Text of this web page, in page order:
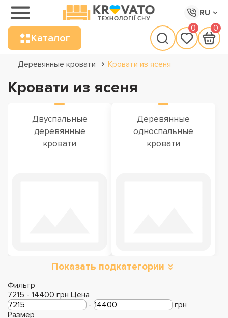
RU
Каталог
0 0
Деревянные кровати Кровати из ясеня
Кровати из ясеня
Двуспальные
деревянные
кровати
Деревянные
односпальные
кровати
Показать подкатегории
Фильтр
7215 - 14400 грн Цена
-
грн
Размер